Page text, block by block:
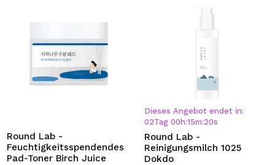
Round Lab -
Feuchtigkeitsspendendes
Pad-Toner Birch Juice
Dieses Angebot endet in:
02Tag 00 h:15m:20s
Round Lab -
Reinigungsmilch 1025
Dokdo